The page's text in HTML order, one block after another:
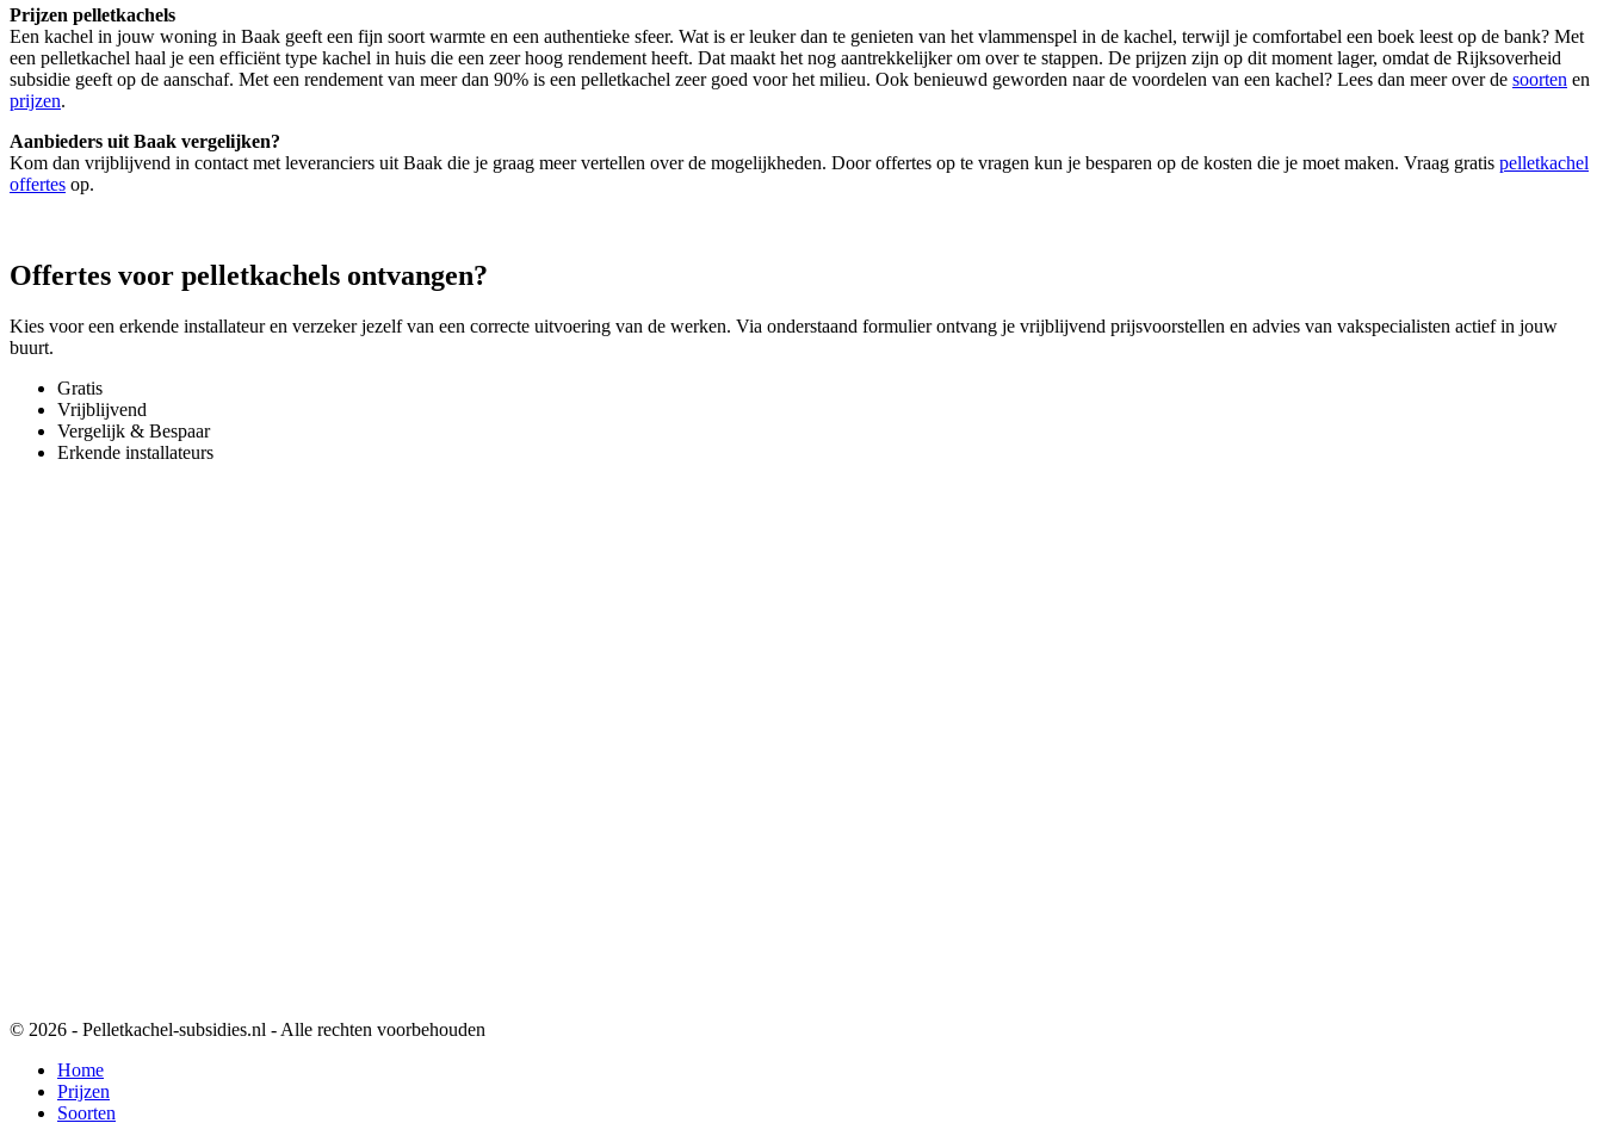
Prijzen pelletkachels
Een kachel in jouw woning in Baak geeft een fijn soort warmte en een authentieke sfeer. Wat is er leuker dan te genieten van het vlammenspel in de kachel, terwijl je comfortabel een boek leest op de bank? Met
een pelletkachel haal je een efficiënt type kachel in huis die een zeer hoog rendement heeft. Dat maakt het nog aantrekkelijker om over te stappen. De prijzen zijn op dit moment lager, omdat de Rijksoverheid
subsidie geeft op de aanschaf. Met een rendement van meer dan 90% is een pelletkachel zeer goed voor het milieu. Ook benieuwd geworden naar de voordelen van een kachel? Lees dan meer over de soorten en
prijzen.
Aanbieders uit Baak vergelijken?
Kom dan vrijblijvend in contact met leveranciers uit Baak die je graag meer vertellen over de mogelijkheden. Door offertes op te vragen kun je besparen op de kosten die je moet maken. Vraag gratis pelletkachel
offertes op.
Offertes voor pelletkachels ontvangen?
Kies voor een erkende installateur en verzeker jezelf van een correcte uitvoering van de werken. Via onderstaand formulier ontvang je vrijblijvend prijsvoorstellen en advies van vakspecialisten actief in jouw
buurt.
Gratis
Vrijblijvend
Vergelijk & Bespaar
Erkende installateurs
© 2026 - Pelletkachel-subsidies.nl - Alle rechten voorbehouden
Home
Prijzen
Soorten